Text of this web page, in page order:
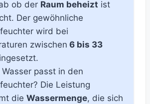
ob der Raum beheizt ist
Der gewöhnliche
wird bei
zwischen 6 bis 33
passt in den
Die Leistung
die Wassermenge, die sich